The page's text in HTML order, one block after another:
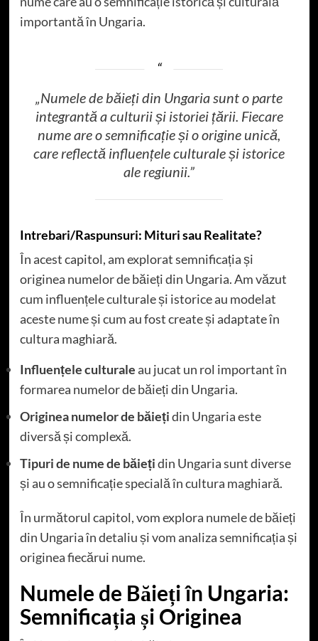
importantă în Ungaria.
„Numele de băieți din Ungaria sunt o parte
integrantă a culturii și istoriei țării. Fiecare
nume are o semnificație și o origine unică,
care reflectă influențele culturale și istorice
ale regiunii.”
Intrebari/Raspunsuri: Mituri sau Realitate?
În acest capitol, am explorat semnificația și
originea numelor de băieți din Ungaria. Am văzut
cum influențele culturale și istorice au modelat
aceste nume și cum au fost create și adaptate în
cultura maghiară.
Influențele culturaleau jucat un rol important în
formarea numelor de băieți din Ungaria.
Originea numelor de băiețidin Ungaria este
diversă și complexă.
Tipuri de nume de băiețidin Ungaria sunt diverse
și au o semnificație specială în cultura maghiară.
În următorul capitol, vom explora numele de băieți
din Ungaria în detaliu și vom analiza semnificația și
originea fiecărui nume.
Numele de Băieți în Ungaria:
Semnificația și Originea